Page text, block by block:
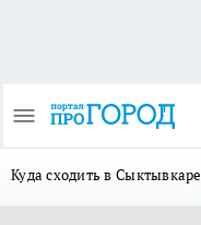
Куда сходить в Сыктывкаре